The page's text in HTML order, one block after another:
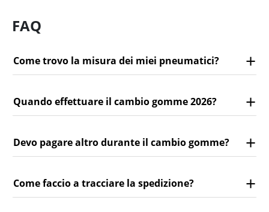
FAQ
Come trovo la misura dei miei pneumatici?
Quando effettuare il cambio gomme 2026?
Devo pagare altro durante il cambio gomme?
Come faccio a tracciare la spedizione?